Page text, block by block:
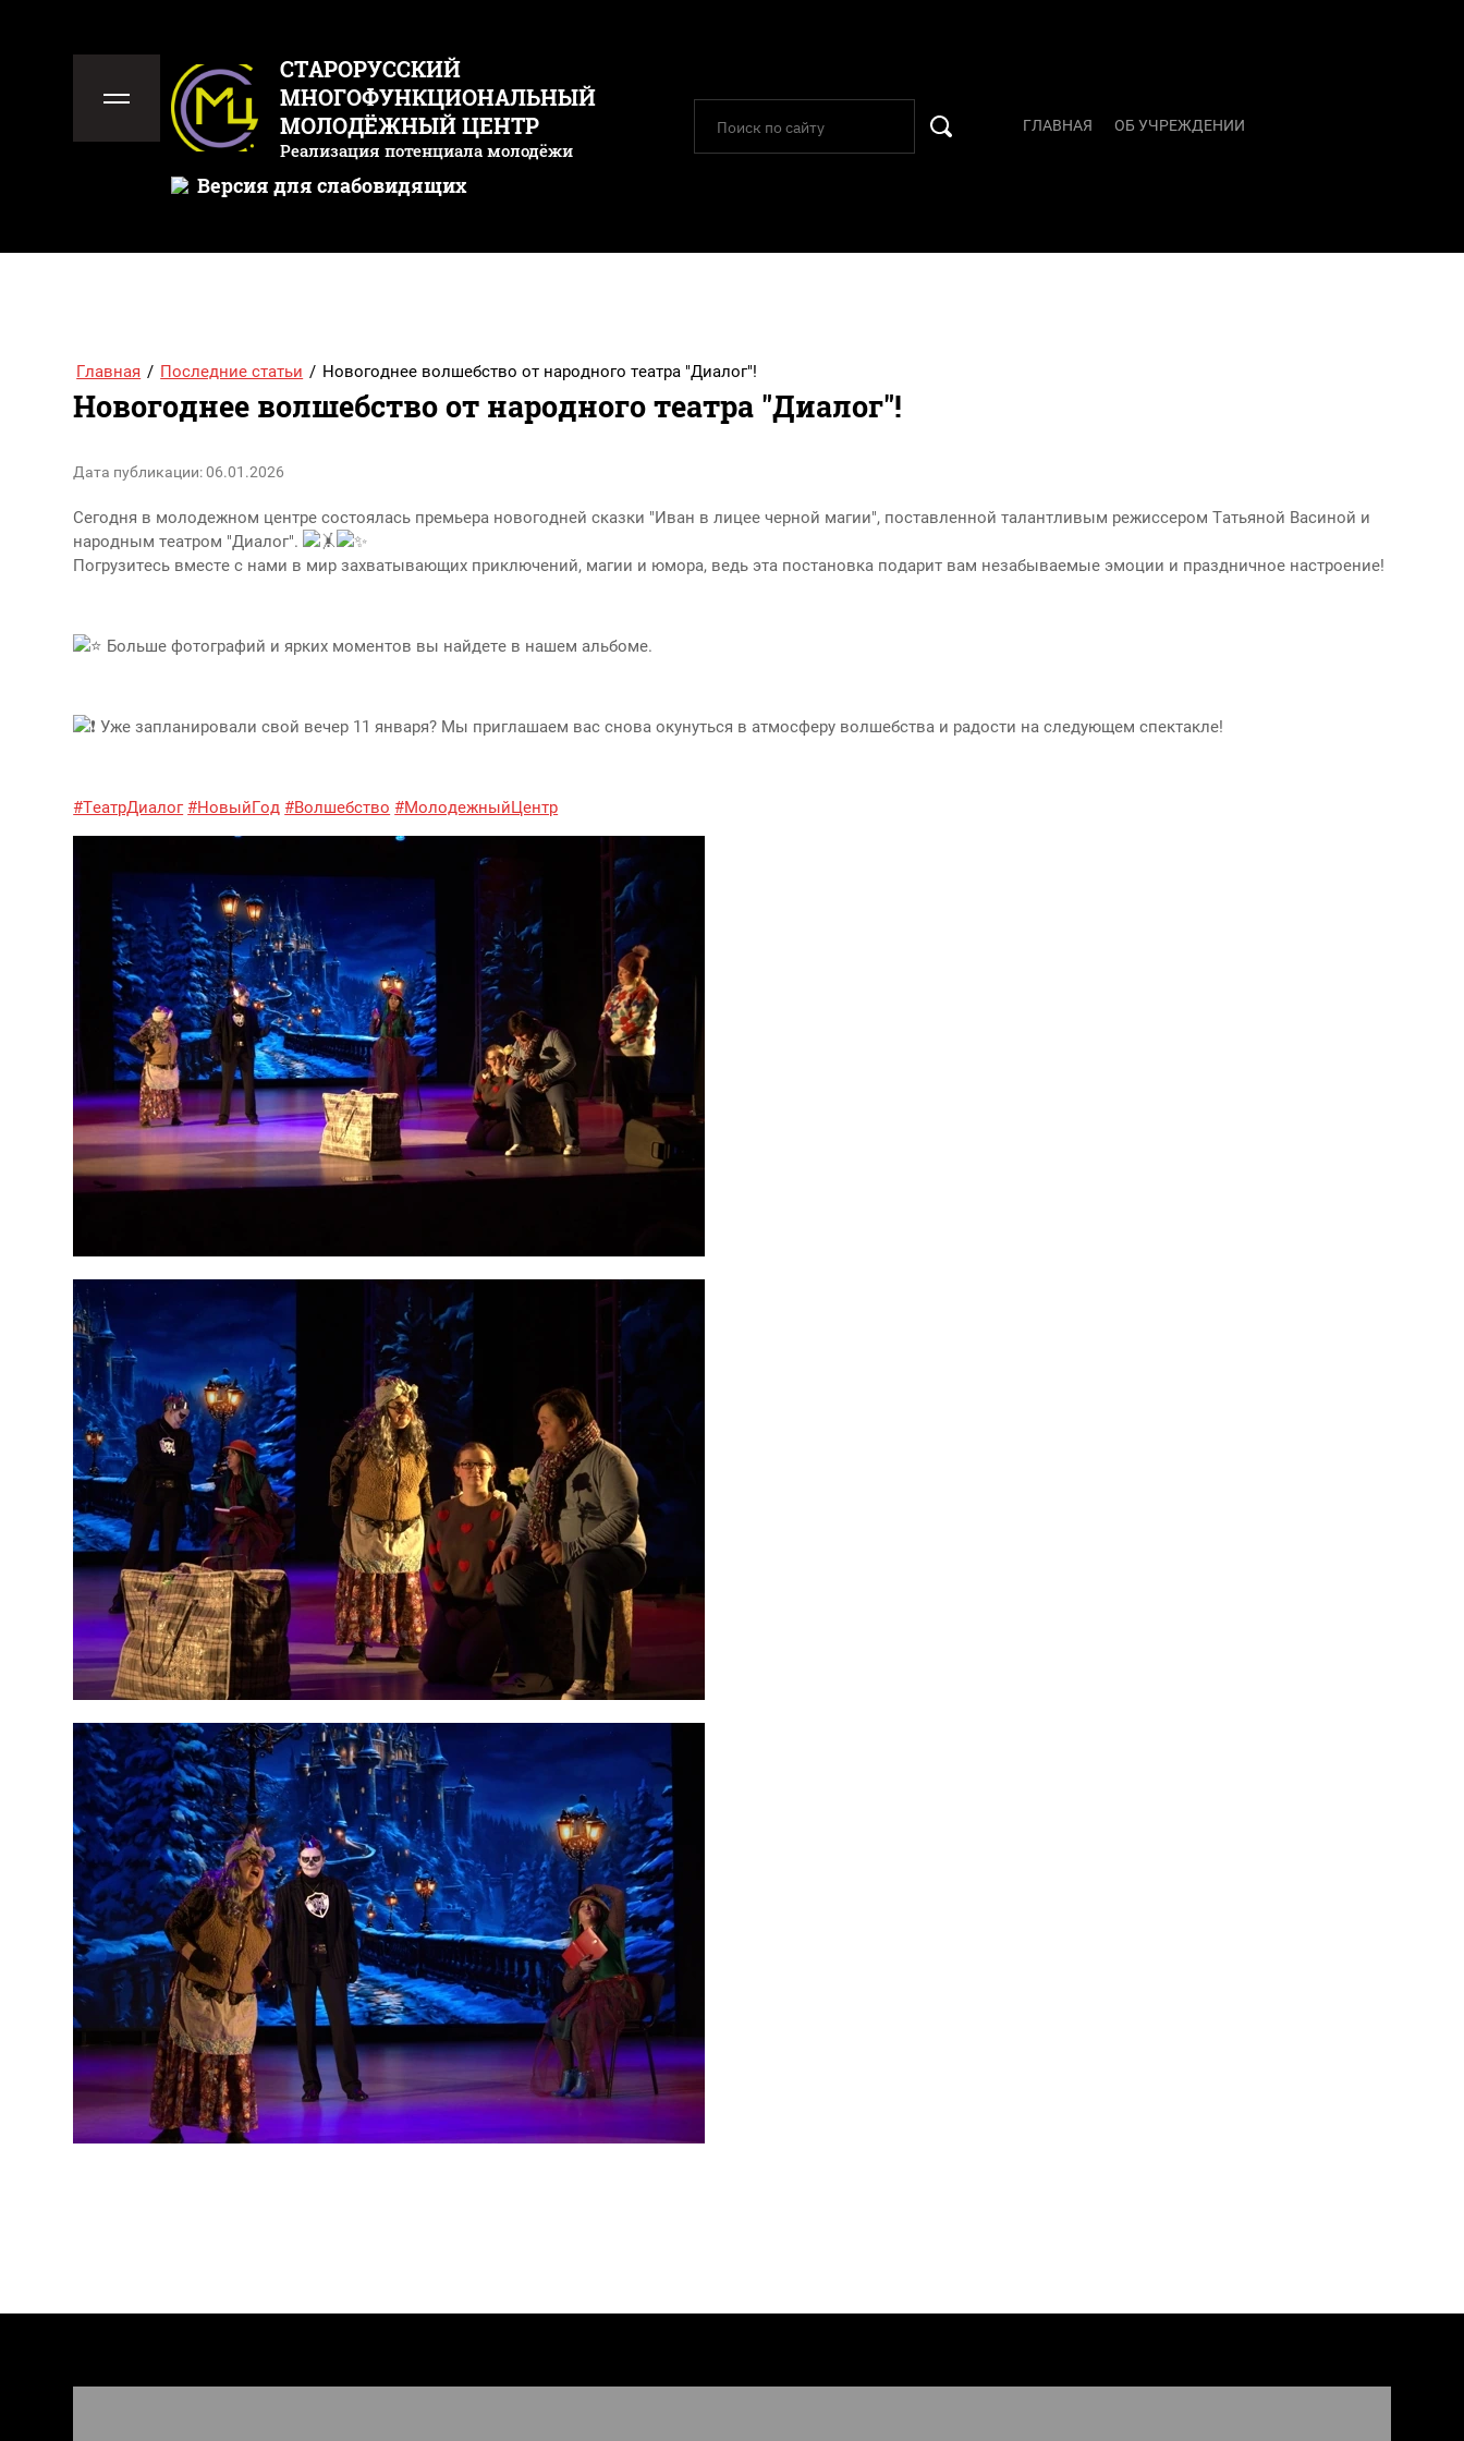
СТАРОРУССКИЙ
МНОГОФУНКЦИОНАЛЬНЫЙ
МОЛОДЁЖНЫЙ ЦЕНТР
Реализация потенциала молодёжи
Версия для слабовидящих
ГЛАВНАЯ ОБ УЧРЕЖДЕНИИ
Главная / Последние статьи / Новогоднее волшебство от народного театра "Диалог"!
Новогоднее волшебство от народного театра "Диалог"!
Дата публикации: 06.01.2026
Сегодня в молодежном центре состоялась премьера новогодней сказки "Иван в лицее черной магии", поставленной талантливым режиссером Татьяной Васиной и
народным театром "Диалог".
Погрузитесь вместе с нами в мир захватывающих приключений, магии и юмора, ведь эта постановка подарит вам незабываемые эмоции и праздничное настроение!
Больше фотографий и ярких моментов вы найдете в нашем альбоме.
Уже запланировали свой вечер 11 января? Мы приглашаем вас снова окунуться в атмосферу волшебства и радости на следующем спектакле!
#ТеатрДиалог #НовыйГод #Волшебство #МолодежныйЦентр